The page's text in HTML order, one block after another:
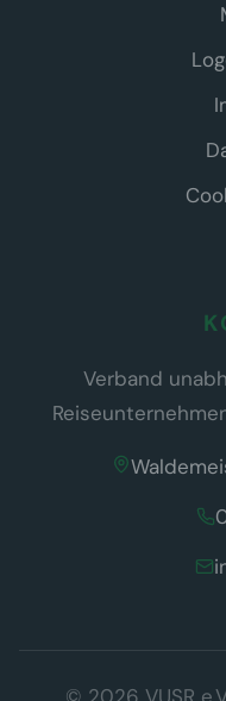
Verband
Diese Website